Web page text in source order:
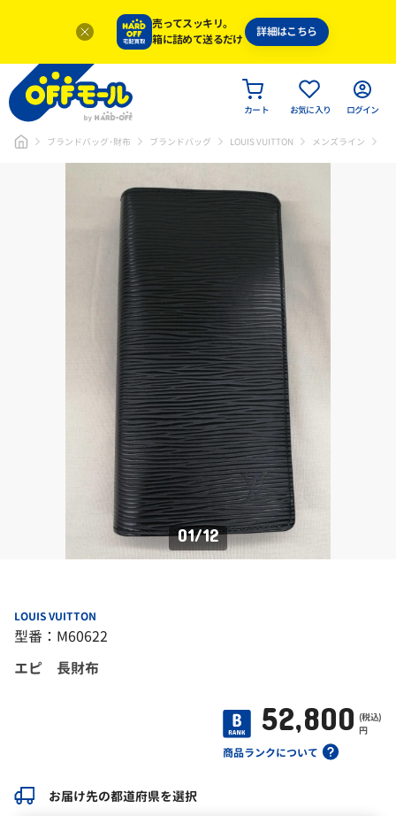
売ってスッキリ。
箱に詰めて送るだけ
詳細はこちら
カート お気に入り ログイン
ブランドバッグ･財布 ブランドバッグ LOUIS VUITTON メンズライン
01/12
LOUIS VUITTON
型番：M60622
エピ 長財布
商品ランクについて
52,800 (税込)
円
お届け先の都道府県を選択